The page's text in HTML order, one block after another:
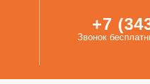
+7
Звонок